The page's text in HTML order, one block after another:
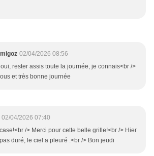
02/04/2026 08:56
oui, rester assis toute la journée, je connais<br />
et très bonne journée
02/04/2026 07:40
/> Merci pour cette belle grille!<br /> Hier
duré, le ciel a pleuré .<br /> Bon jeudi